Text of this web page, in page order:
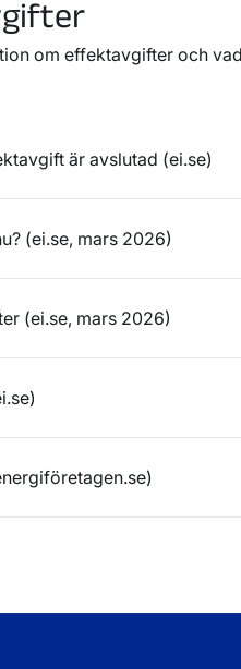
om effektavgifter och
är avslutad (ei.se)
(ei.se, mars 2026)
(ei.se, mars 2026)